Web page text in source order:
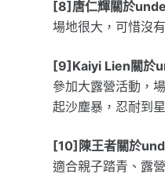
[8]唐仁輝關於
場地很大，可惜沒
[9]Kaiyi Lien關於
參加大露營活動，
起沙塵暴，忍耐到
[10]陳王者關於
適合親子踏青、露